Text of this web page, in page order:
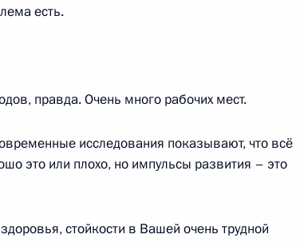
Ново-Огарёво
Александром Бурковым
есть.
правда. Очень много рабочих мест.
исследования показывают, что всё
это или плохо, но импульсы развития – это
стойкости в Вашей очень трудной